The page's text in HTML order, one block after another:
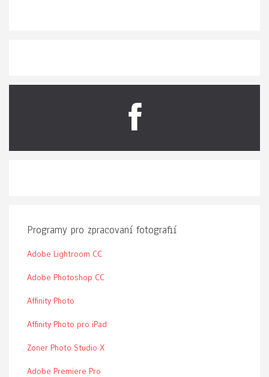
Programy pro zpracovaní fotografií
Adobe Lightroom CC
Adobe Photoshop CC
Affinity Photo
Affinity Photo pro iPad
Zoner Photo Studio X
Adobe Premiere Pro